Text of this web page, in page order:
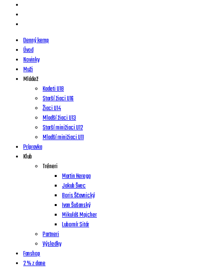
Denný kemp
Úvod
Novinky
Muži
Mládež
Kadeti U18
Starší žiaci U16
Žiaci U14
Mladší žiaci U13
Starší minižiaci U12
Mladší minižiaci U11
Prípravka
Klub
Tréneri
Martin Herega
Jakub Švec
Boris Ščavnický
Ivan Šušanský
Mikuláš Majcher
Lubomír Sitár
Partneri
Výsledky
Fanshop
2 % z dane